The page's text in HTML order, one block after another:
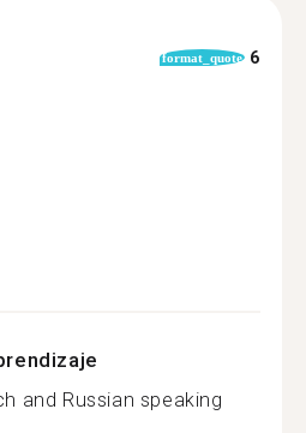
format_quote 6
and Russian speaking